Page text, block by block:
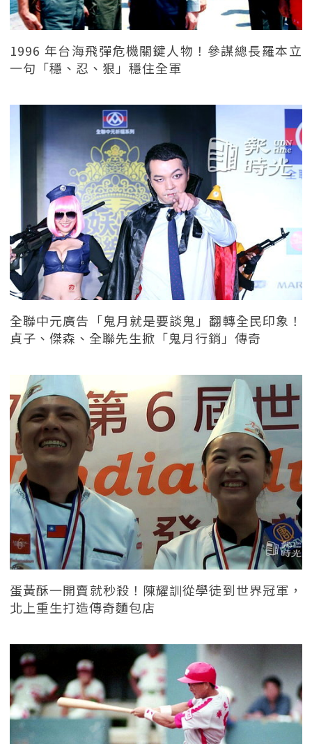
1996 年台海飛彈危機關鍵人物！參謀總長羅本立
一句「穩、忍、狠」穩住全軍
全聯中元廣告「鬼月就是要談鬼」翻轉全民印象！
貞子、傑森、全聯先生掀「鬼月行銷」傳奇
蛋黃酥一開賣就秒殺！陳耀訓從學徒到世界冠軍，
北上重生打造傳奇麵包店